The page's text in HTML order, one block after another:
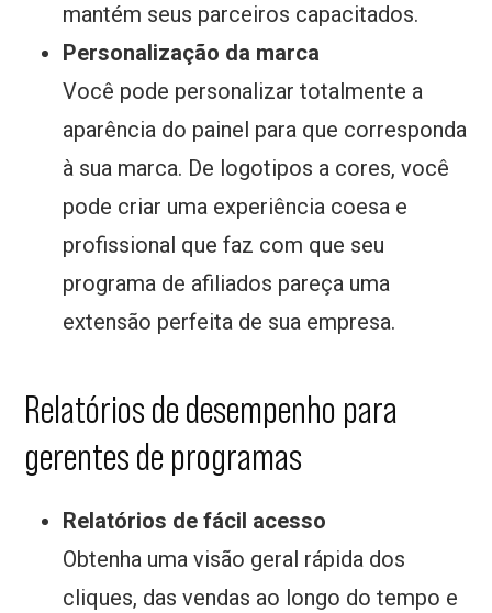
mantém seus parceiros capacitados.
Personalização da marca
Você pode personalizar totalmente a
aparência do painel para que corresponda
à sua marca. De logotipos a cores, você
pode criar uma experiência coesa e
profissional que faz com que seu
programa de afiliados pareça uma
extensão perfeita de sua empresa.
Relatórios de desempenho para
gerentes de programas
Relatórios de fácil acesso
Obtenha uma visão geral rápida dos
cliques, das vendas ao longo do tempo e